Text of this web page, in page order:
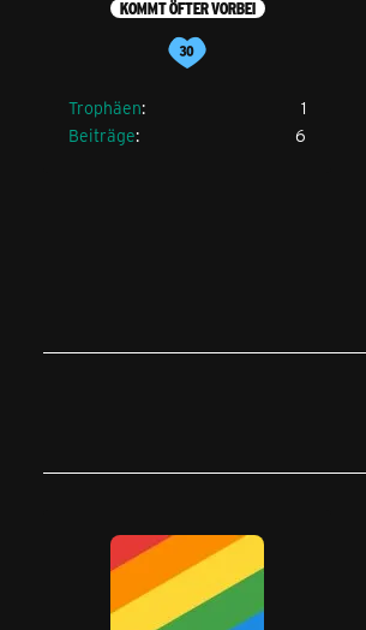
KOMMT ÖFTER VORBEI
Trophäen
1
Beiträge
6